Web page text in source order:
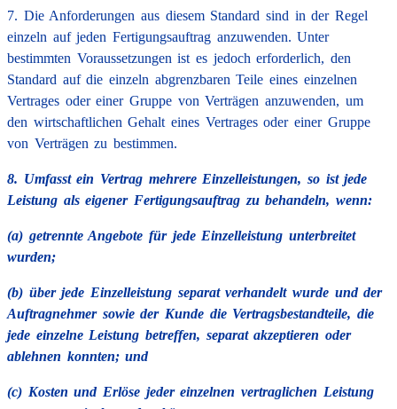
7. Die Anforderungen aus diesem Standard sind in der Regel
einzeln auf jeden Fertigungsauftrag anzuwenden. Unter
bestimmten Voraussetzungen ist es jedoch erforderlich, den
Standard auf die einzeln abgrenzbaren Teile eines einzelnen
Vertrages oder einer Gruppe von Verträgen anzuwenden, um
den wirtschaftlichen Gehalt eines Vertrages oder einer Gruppe
von Verträgen zu bestimmen.
8. Umfasst ein Vertrag mehrere Einzelleistungen, so ist jede
Leistung als eigener Fertigungsauftrag zu behandeln, wenn:
(a) getrennte Angebote für jede Einzelleistung unterbreitet
wurden;
(b) über jede Einzelleistung separat verhandelt wurde und der
Auftragnehmer sowie der Kunde die Vertragsbestandteile, die
jede einzelne Leistung betreffen, separat akzeptieren oder
ablehnen konnten; und
(c) Kosten und Erlöse jeder einzelnen vertraglichen Leistung